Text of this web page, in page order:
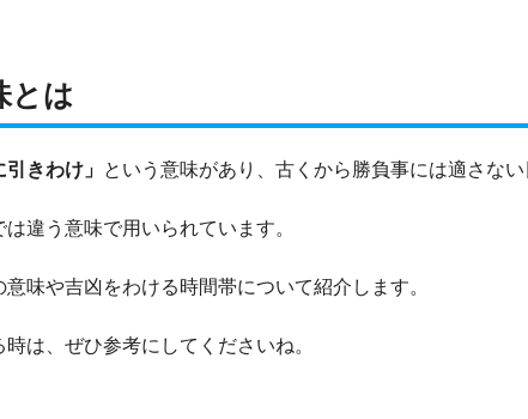
とは
引きわけ」 という意味があり、古くから勝負事には適さない
は違う意味で用いられています。
味や吉凶をわける時間帯について紹介します。
時は、ぜひ参考にしてくださいね。